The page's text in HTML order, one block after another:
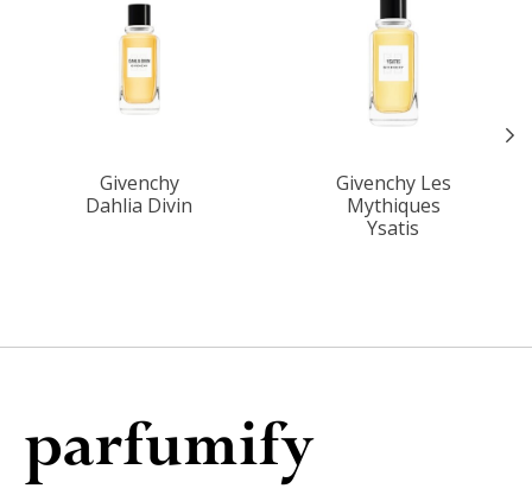
Givenchy
Dahlia Divin
Givenchy Les
Mythiques
Ysatis